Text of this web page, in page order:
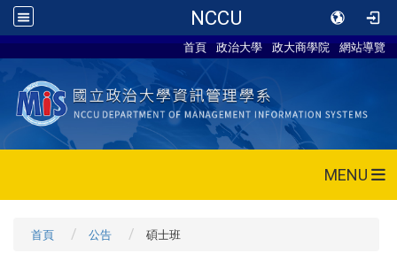
NCCU
首頁 政治大學 政大商學院 網站導覽
MENU
首頁 公告 碩士班